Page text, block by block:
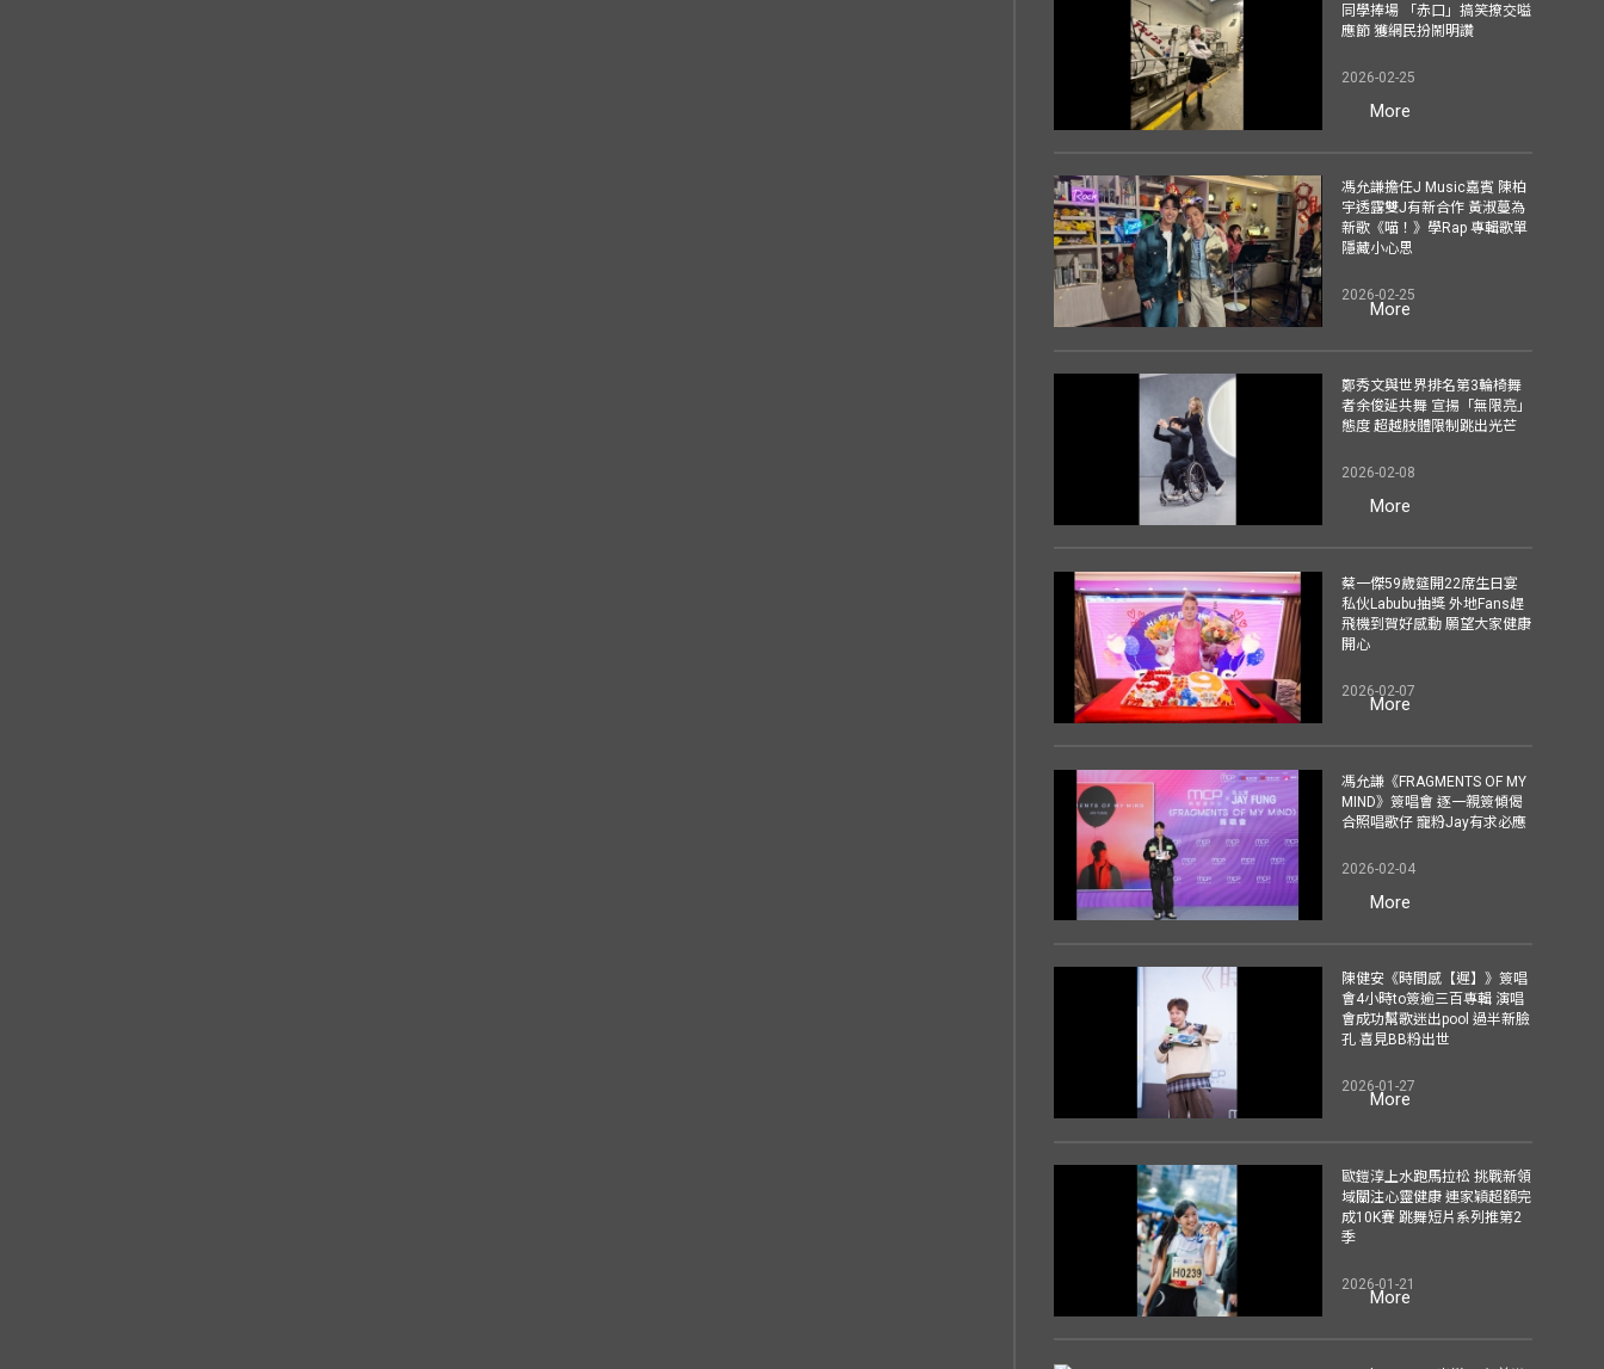
同學捧場 「赤口」搞笑撩交嗌
應節 獲網民扮鬧明讚
2026-02-25
More
馮允謙擔任J Music嘉賓 陳柏
宇透露雙J有新合作 黃淑蔓為
新歌《喵！》學Rap 專輯歌單
隱藏小心思
2026-02-25
More
鄭秀文與世界排名第3輪椅舞
者余俊延共舞 宣揚「無限亮」
態度 超越肢體限制跳出光芒
2026-02-08
More
蔡一傑59歲筵開22席生日宴
私伙Labubu抽獎 外地Fans趕
飛機到賀好感動 願望大家健康
開心
2026-02-07
More
馮允謙《FRAGMENTS OF MY
MIND》簽唱會 逐一親簽傾偈
合照唱歌仔 寵粉Jay有求必應
2026-02-04
More
陳健安《時間感【遲】》簽唱
會4小時to簽逾三百專輯 演唱
會成功幫歌迷出pool 過半新臉
孔 喜見BB粉出世
2026-01-27
More
歐鎧淳上水跑馬拉松 挑戰新領
域關注心靈健康 連家穎超額完
成10K賽 跳舞短片系列推第2
季
2026-01-21
More